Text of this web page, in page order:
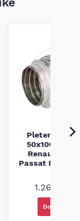
Pletenica
50x100 Audi
Renault
Passat B5
1.260,00
Dodaj u